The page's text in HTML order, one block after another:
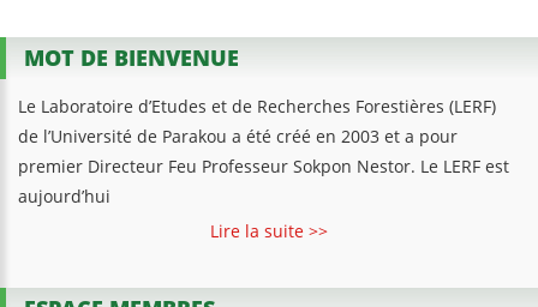
MOT DE BIENVENUE
Le Laboratoire d’Etudes et de Recherches Forestières (LERF)
de l’Université de Parakou a été créé en 2003 et a pour
premier Directeur Feu Professeur Sokpon Nestor. Le LERF est
aujourd’hui
Lire la suite >>